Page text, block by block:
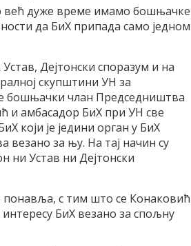
већ дуже време имамо бошњачке
да БиХ припада само једном
Дејтонски споразум и на
скупштини УН за
бошњачки члан Председништва
и амбасадор БиХ при УН све
који је једини орган у БиХ
за њу. На тај начин су
ни Устав ни Дејтонски
понавља, с тим што се Конаковић
БиХ везано за спољну